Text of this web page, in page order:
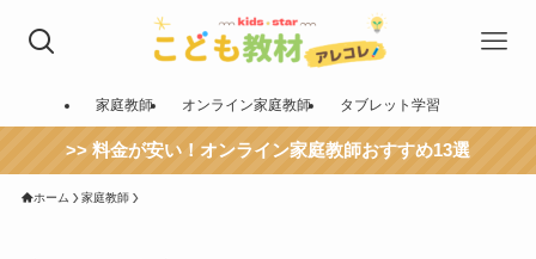
家庭教師 オンライン家庭教師 タブレット学習
>> 料金が安い！オンライン家庭教師おすすめ13選
ホーム 家庭教師